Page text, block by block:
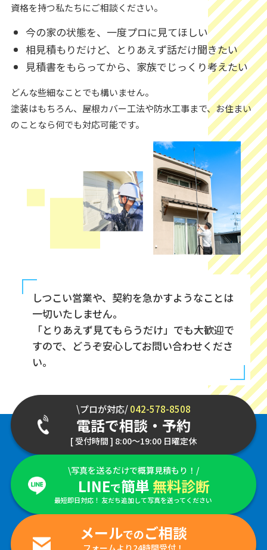
資格を持つ私たちにご相談ください。
今の家の状態を、一度プロに見てほしい
相見積もりだけど、とりあえず話だけ聞きたい
見積書をもらってから、家族でじっくり考えたい
どんな些細なことでも構いません。
塗装はもちろん、屋根カバー工法や防水工事まで、お住まい
のことなら何でも対応可能です。
しつこい営業や、契約を急かすようなことは
一切いたしません。
「とりあえず見てもらうだけ」でも大歓迎で
すので、どうぞ安心してお問い合わせくださ
い。
\プロが対応/042-578-8508
電話で相談・予約
[ 受付時間 ] 8:00～19:00 日曜定休
\写真を送るだけで概算見積もり！/
LINEで簡単 無料診断
最短即日対応！ 友だち追加して写真を送ってください
メールでのご相談